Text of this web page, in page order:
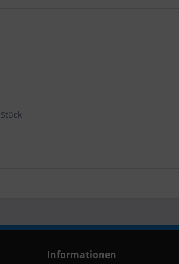
Informationen